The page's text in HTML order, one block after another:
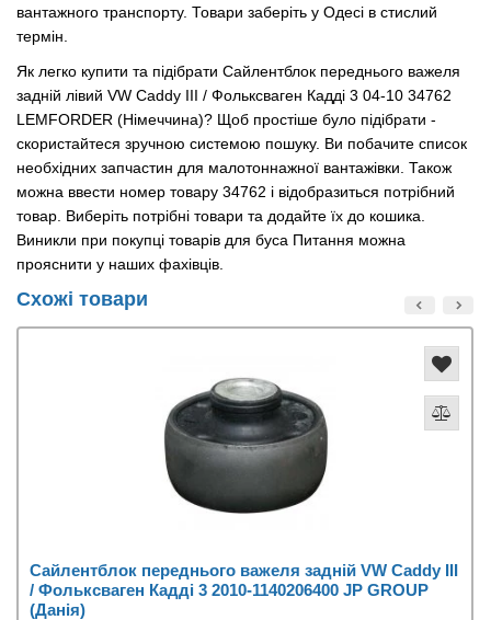
вантажного транспорту. Товари заберіть у Одесі в стислий
термін.
Як легко купити та підібрати Сайлентблок переднього важеля
задній лівий VW Caddy III / Фольксваген Кадді 3 04-10 34762
LEMFORDER (Німеччина)? Щоб простіше було підібрати -
скористайтеся зручною системою пошуку. Ви побачите список
необхідних запчастин для малотоннажної вантажівки. Також
можна ввести номер товару 34762 і відобразиться потрібний
товар. Виберіть потрібні товари та додайте їх до кошика.
Виникли при покупці товарів для буса Питання можна
прояснити у наших фахівців.
Схожі товари
Сайлентблок переднього важеля задній VW Caddy III
/ Фольксваген Кадді 3 2010-1140206400 JP GROUP
(Данія)